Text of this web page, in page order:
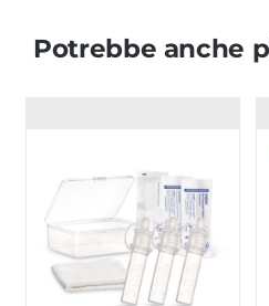
Potrebbe anche